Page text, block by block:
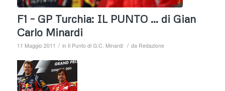
F1 – GP Turchia: IL PUNTO … di Gian
Carlo Minardi
11 Maggio 2011 / in Il Punto di G.C. Minardi / da Redazione